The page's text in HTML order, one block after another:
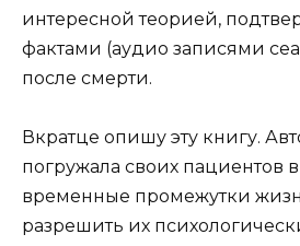
интересной теорией,
фактами (аудио записями
после смерти.
Вкратце опишу эту книгу.
погружала своих пациентов
временные промежутки
разрешить их